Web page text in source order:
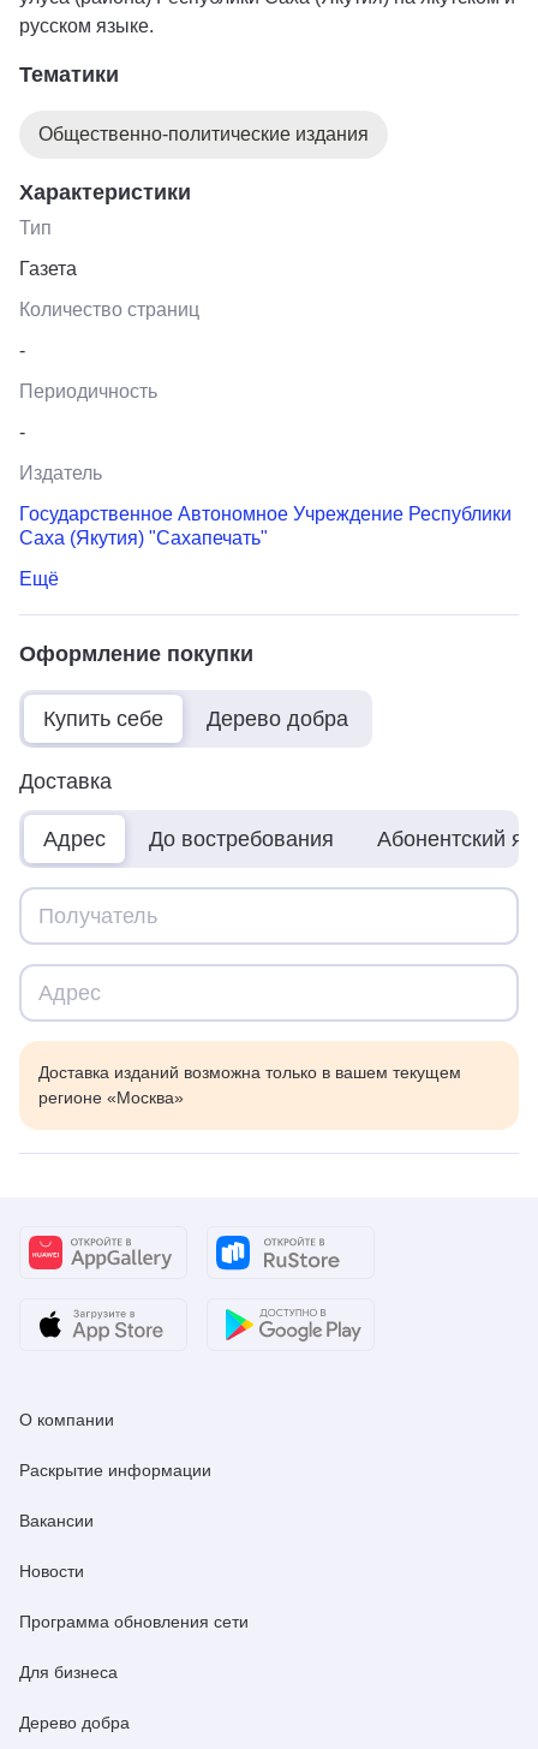
русском языке.
Тематики
Общественно-политические издания
Характеристики
Тип
Газета
Количество страниц
-
Периодичность
-
Издатель
Государственное Автономное Учреждение Республики
Саха (Якутия) "Сахапечать"
Ещё
Оформление покупки
Купить себе Дерево добра
Доставка
Адрес До востребования Абонентский
Доставка изданий возможна только в вашем текущем
регионе «Москва»
О компании
Раскрытие информации
Вакансии
Новости
Программа обновления сети
Для бизнеса
Дерево добра